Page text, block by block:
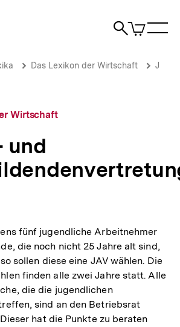
Suche
Artikel
im
Das Lexikon der Wirtschaft J
Wirtschaft
und
fünf jugendliche Arbeitnehmer
die noch nicht 25 Jahre alt sind,
sollen diese eine JAV wählen. Die
finden alle zwei Jahre statt. Alle
die die jugendlichen
sind an den Betriebsrat
hat die Punkte zu beraten